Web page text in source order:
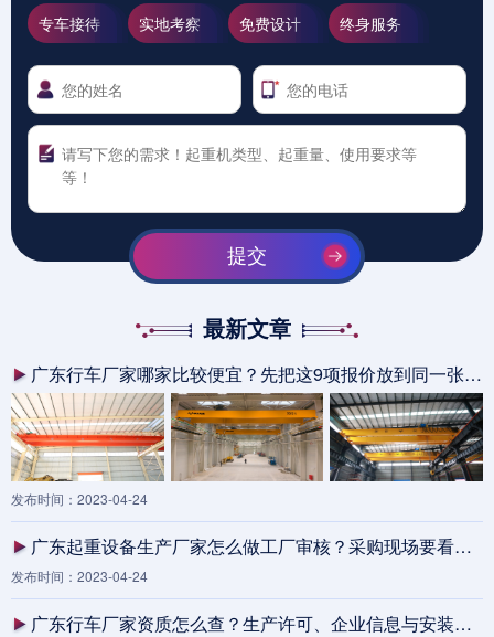
专车接待 实地考察 免费设计 终身服务
提交
最新文章
广东行车厂家哪家比较便宜？先把这9项报价放到同一张表里
发布时间：2023-04-24
广东起重设备生产厂家怎么做工厂审核？采购现场要看的8类证据
发布时间：2023-04-24
广东行车厂家资质怎么查？生产许可、企业信息与安装范围核验清单